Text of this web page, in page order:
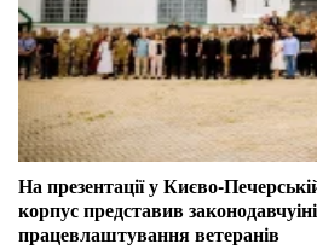
На презентації у Києво-
корпус представив
працевлаштування ветеранів